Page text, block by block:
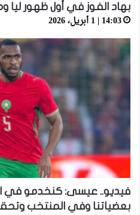
بهاد الفوز في أول ظهور ليا
14:03 | 1 أبريل، 2026
فيديو.. عيسى: كنخدمو في
بعضياتنا وفي المنتخب